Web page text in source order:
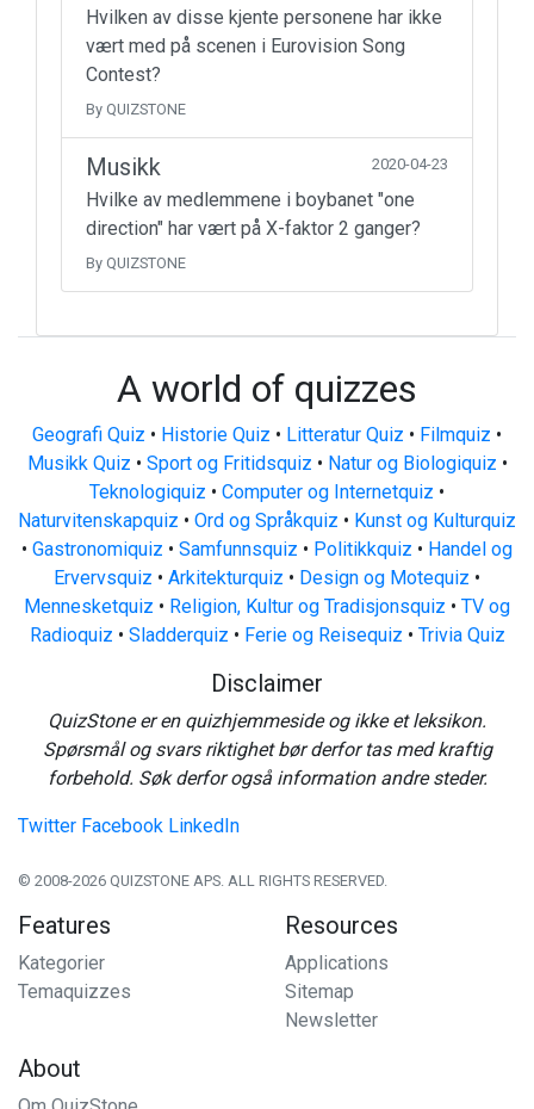
Hvilken av disse kjente personene har ikke
vært med på scenen i Eurovision Song
Contest?
By QUIZSTONE
Musikk 2020-04-23
Hvilke av medlemmene i boybanet "one
direction" har vært på X-faktor 2 ganger?
By QUIZSTONE
A world of quizzes
Geografi Quiz • Historie Quiz • Litteratur Quiz • Filmquiz •
Musikk Quiz • Sport og Fritidsquiz • Natur og Biologiquiz •
Teknologiquiz • Computer og Internetquiz •
Naturvitenskapquiz • Ord og Språkquiz • Kunst og Kulturquiz
• Gastronomiquiz • Samfunnsquiz • Politikkquiz • Handel og
Ervervsquiz • Arkitekturquiz • Design og Motequiz •
Mennesketquiz • Religion, Kultur og Tradisjonsquiz • TV og
Radioquiz • Sladderquiz • Ferie og Reisequiz • Trivia Quiz
Disclaimer
QuizStone er en quizhjemmeside og ikke et leksikon.
Spørsmål og svars riktighet bør derfor tas med kraftig
forbehold. Søk derfor også information andre steder.
Twitter Facebook LinkedIn
© 2008-2026 QUIZSTONE APS. ALL RIGHTS RESERVED.
Features
Kategorier
Temaquizzes
Resources
Applications
Sitemap
Newsletter
About